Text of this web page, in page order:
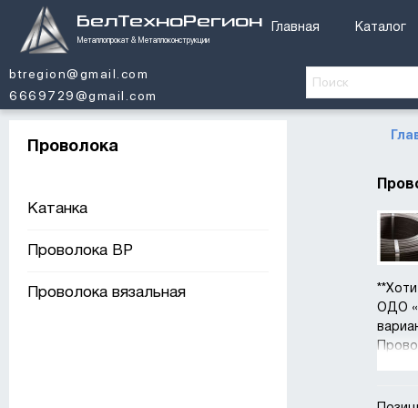
БелТехноРегион
Металлопрокат & Металлоконструкции
Главная Каталог
btregion@gmail.com
6669729@gmail.com
Проволока
Катанка
Проволока ВР
Проволока вязальная
ОДО